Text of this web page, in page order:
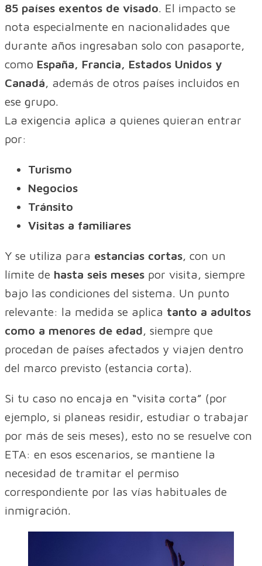
85 países exentos de visado. El impacto se
nota especialmente en nacionalidades que
durante años ingresaban solo con pasaporte,
como España, Francia, Estados Unidos y
Canadá, además de otros países incluidos en
ese grupo.
La exigencia aplica a quienes quieran entrar
por:
Turismo
Negocios
Tránsito
Visitas a familiares
Y se utiliza para estancias cortas, con un
límite de hasta seis meses por visita, siempre
bajo las condiciones del sistema. Un punto
relevante: la medida se aplica tanto a adultos
como a menores de edad, siempre que
procedan de países afectados y viajen dentro
del marco previsto (estancia corta).
Si tu caso no encaja en “visita corta” (por
ejemplo, si planeas residir, estudiar o trabajar
por más de seis meses), esto no se resuelve con
ETA: en esos escenarios, se mantiene la
necesidad de tramitar el permiso
correspondiente por las vías habituales de
inmigración.